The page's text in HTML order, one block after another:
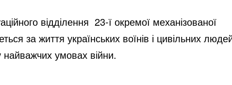
відділення 23-ї окремої механізованої
за життя українських воїнів і цивільних
найважчих умовах війни.